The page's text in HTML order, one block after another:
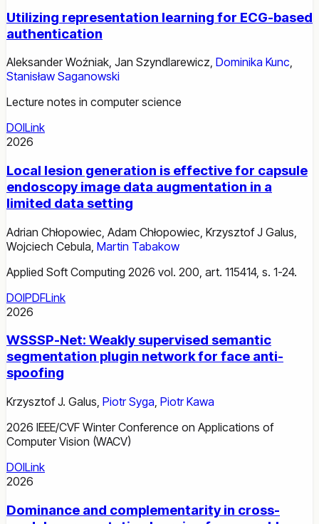
Utilizing representation learning for ECG-based
authentication
Aleksander Woźniak, Jan Szyndlarewicz, Dominika Kunc,
Stanisław Saganowski
Lecture notes in computer science
DOILink
2026
Local lesion generation is effective for capsule
endoscopy image data augmentation in a
limited data setting
Adrian Chłopowiec Adam Chłopowiec Krzysztof J Galus
Wojciech Cebula Martin Tabakow
Applied Soft Computing 2026 vol. 200, art. 115414, s. 1-24.
DOIPDFLink
2026
WSSSP-Net: Weakly supervised semantic
segmentation plugin network for face anti-
spoofing
Krzysztof J. Galus, Piotr Syga, Piotr Kawa
2026 IEEE/CVF Winter Conference on Applications of
Computer Vision (WACV)
DOILink
2026
Dominance and complementarity in cross-